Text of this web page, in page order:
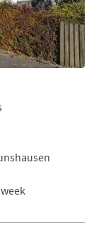
week